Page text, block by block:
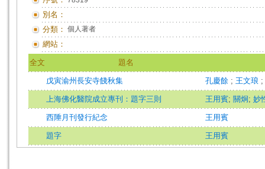
別名：
分類： 個人著者
網站：
全文 題名
戊寅渝州長安寺餞秋集 孔慶餘 ; 王文琅 ;
上海佛化醫院成立專刊：題字三則 王用賓; 關炯; 妙
西陲月刊發行紀念 王用賓
題字 王用賓